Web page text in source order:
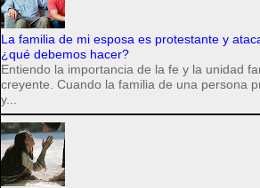
La familia de mi esposa es protestante y
¿qué debemos hacer?
Entiendo la importancia de la fe y la unidad
creyente. Cuando la familia de una persona
y...